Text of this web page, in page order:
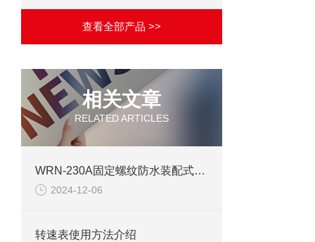
查看全部产品 >>
相关文章
RELATED ARTICLES
WRN-230A固定螺纹防水装配式热电偶
2024-12-06
转速表使用方法介绍